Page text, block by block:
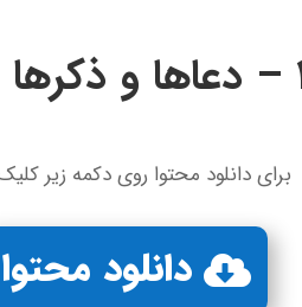
برای دانلود محتوا روی دکمه زیر
دانلود محتوا